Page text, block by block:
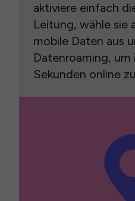
aktiviere einfach
Leitung, wähle sie
mobile Daten aus
Datenroaming, um
Sekunden online